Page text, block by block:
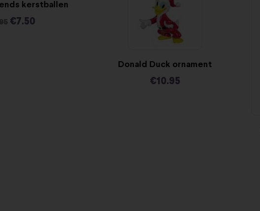
kerstballen
€7.50
Donald Duck ornament
€10.95